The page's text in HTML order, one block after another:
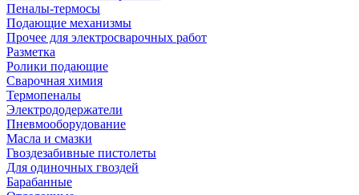
Пеналы-термосы
Подающие механизмы
Прочее для электросварочных работ
Разметка
Ролики подающие
Сварочная химия
Термопеналы
Электрододержатели
Пневмооборудование
Масла и смазки
Гвоздезабивные пистолеты
Для одиночных гвоздей
Барабанные